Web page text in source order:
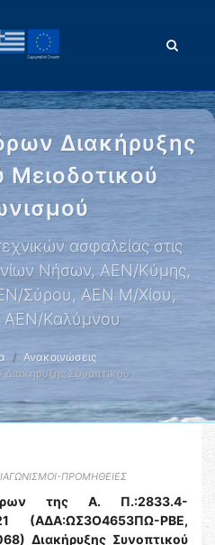
Διακήρυξης
Μειοδοτικού
ασφαλείας στις
Νήσων, ΑΕΝ/Κύμης,
Σύρου, ΑΕΝ Μ/Χίου,
ΑΕΝ/Καλύμνου
Ανακοινώσεις
Συνοπτικού …
ΠΡΟΜΗΘΕΙΕΣ
της Α. Π.:2833.4-
(ΑΔΑ:ΩΣ3Ο4653ΠΩ-ΡΒΕ,
Διακήρυξης Συνοπτικού